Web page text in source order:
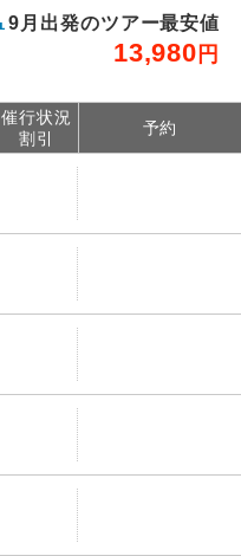
9 月出発のツアー最安値
13,980 円
催行状況
割引
予約